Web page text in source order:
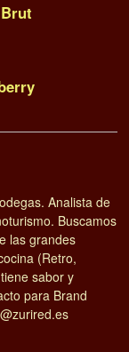
Analista de
Buscamos
las grandes
(Retro,
sabor y
para Brand